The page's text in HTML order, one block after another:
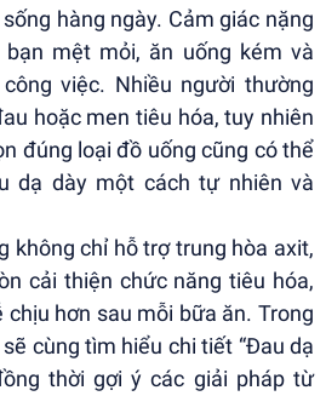
hàng ngày. Cảm giác nặng
mệt mỏi, ăn uống kém và
việc. Nhiều người thường
hoặc men tiêu hóa, tuy nhiên
đúng loại đồ uống cũng có thể
dạ dày một cách tự nhiên và
không chỉ hỗ trợ trung hòa axit,
cải thiện chức năng tiêu hóa,
hơn sau mỗi bữa ăn. Trong
cùng tìm hiểu chi tiết “Đau dạ
thời gợi ý các giải pháp từ